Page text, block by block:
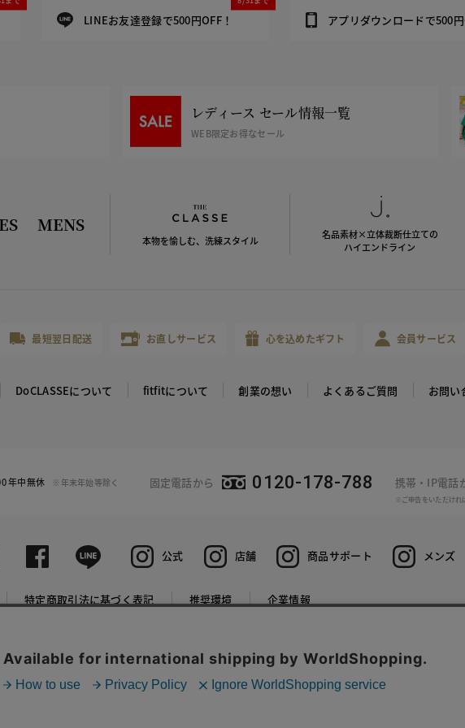
LINEお友達登録で500円OFF！ アプリダウンロードで500円
レディース セール情報一覧
WEB限定お得なセール
MENS
本物を愉しむ、洗練スタイル
名品素材×立体裁断仕立ての
ハイエンドライン
最短翌日配送 お直しサービス 心を込めたギフト 会員サービス
DoCLASSEについて fitfitについて 創業の想い よくあるご質問 お問い
年中無休 ※年末年始等除く 固定電話から 0120-178-788 携帯・IP電話
※ご申告をいただけ
公式 店舗 商品サポート メンズ
特定商取引法に基づく表記 推奨環境 企業情報